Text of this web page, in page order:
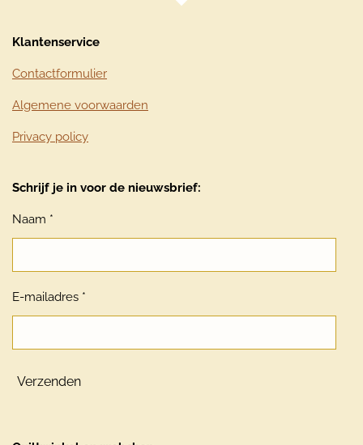
Klantenservice
Contactformulier
Algemene voorwaarden
Privacy policy
Schrijf je in voor de nieuwsbrief:
Naam *
E-mailadres *
Verzenden